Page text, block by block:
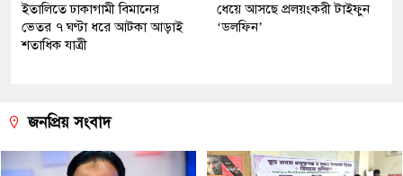
ইতালিতে ঢাকাগামী বিমানের
ভেতর ৭ ঘণ্টা ধরে আটকা আড়াই
শতাধিক যাত্রী
ধেয়ে আসছে প্রলয়ংকরী টাইফুন
‌‘ডলফিন’
জনপ্রিয় সংবাদ